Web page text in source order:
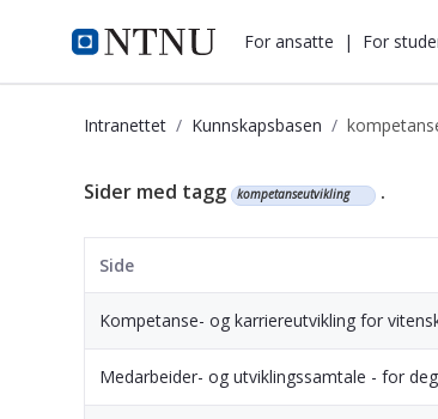
i.ntnu.no For ansatte | For
Intranettet Kunnskapsbasen
Kunnskapsbasen
Sider med tagg kompetanseutvikling .
Side
Kompetanse- og karriereutvikling for
Medarbeider- og utviklingssamtale - for